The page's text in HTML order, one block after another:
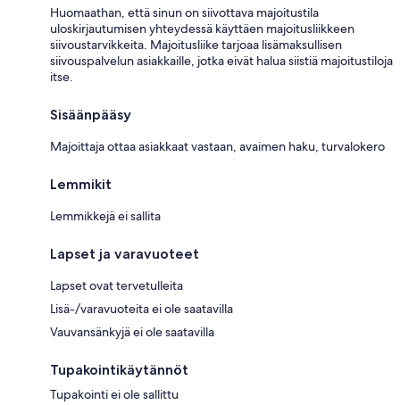
Huomaathan, että sinun on siivottava majoitustila
uloskirjautumisen yhteydessä käyttäen majoitusliikkeen
siivoustarvikkeita. Majoitusliike tarjoaa lisämaksullisen
siivouspalvelun asiakkaille, jotka eivät halua siistiä majoitustiloja
itse.
Sisäänpääsy
Majoittaja ottaa asiakkaat vastaan, avaimen haku, turvalokero
Lemmikit
Lemmikkejä ei sallita
Lapset ja varavuoteet
Lapset ovat tervetulleita
Lisä-/varavuoteita ei ole saatavilla
Vauvansänkyjä ei ole saatavilla
Tupakointikäytännöt
Tupakointi ei ole sallittu